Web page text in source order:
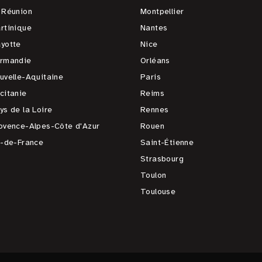
Aquitaine
de la Loire
Alpes-Côte d'Azur
de-France
Montpellier
Nantes
Nice
Orléans
Paris
Reims
Rennes
Rouen
Saint-Étienne
Strasbourg
Toulon
Toulouse